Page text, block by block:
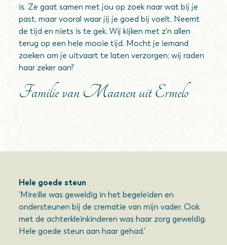
is. Ze gaat samen met jou op zoek naar wat bij je
past, maar vooral waar jij je goed bij voelt. Neemt
de tijd en niets is te gek. Wij kijken met z'n allen
terug op een hele mooie tijd. Mocht je iemand
zoeken om je uitvaart te laten verzorgen; wij raden
haar zeker aan!'
Familie van Maanen uit Ermelo
Hele goede steun
'Mireille was geweldig in het begeleiden en
ondersteunen bij de crematie van mijn vader. Ook
met de achterkleinkinderen was haar zorg geweldig.
Hele goede steun aan haar gehad.'